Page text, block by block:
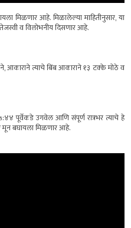
मिळणार आहे. मिळालेल्या माहितीनुसार, या
व विलोभनीय दिसणार आहे.
आकाराने त्याचे बिंब आकाराने १३ टक्के मोठे व
पूर्वेकडे उगवेल आणि संपूर्ण रात्रभर त्याचे हे
मून बघायला मिळणार आहे.